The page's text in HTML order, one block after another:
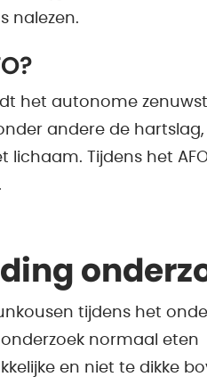
nalezen.
het autonome
andere de
lichaam. Tijdens het
tijdens het
normaal eten
en niet te dikke